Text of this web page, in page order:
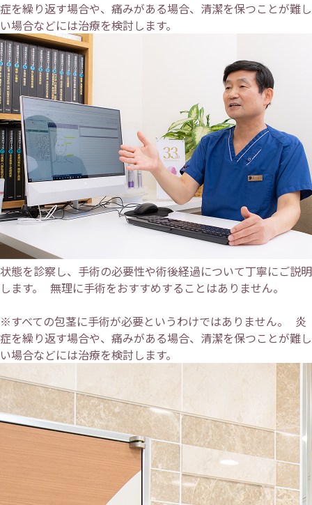
症を繰り返す場合や、痛みがある場合、清潔を保つことが難し
い場合などには治療を検討します。
状態を診察し、手術の必要性や術後経過について丁寧にご説明
します。 無理に手術をおすすめすることはありません。
※すべての包茎に手術が必要というわけではありません。 炎
症を繰り返す場合や、痛みがある場合、清潔を保つことが難し
い場合などには治療を検討します。